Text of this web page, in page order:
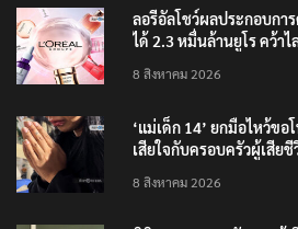
ลอรีอัลโชว์ผลประกอบกา
ได้ 2.3 หมื่นล้านยูโร คว้า
8 สิงหาคม 2026
‘แม่เด็ก 14’ ยกมือไหว้ข
เสียใจกับครอบครัวผู้เสียชี
8 สิงหาคม 2026